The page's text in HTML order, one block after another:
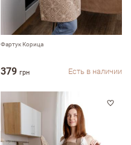
Фартук Корица
379 грн Есть в наличии